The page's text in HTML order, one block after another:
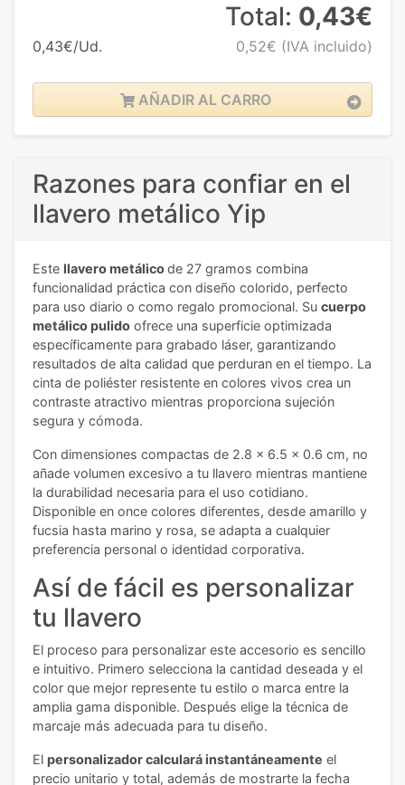
0,43€/Ud.
Total: 0,43€
0,52€ (IVA incluido)
AÑADIR AL CARRO
Razones para confiar en el
llavero metálico Yip
Este llavero metálicode 27 gramos combina
funcionalidad práctica con diseño colorido, perfecto
para uso diario o como regalo promocional. Su cuerpo
metálico pulido ofrece una superficie optimizada
específicamente para grabado láser, garantizando
resultados de alta calidad que perduran en el tiempo. La
cinta de poliéster resistente en colores vivos crea un
contraste atractivo mientras proporciona sujeción
segura y cómoda.
Con dimensiones compactas de 2.8 x 6.5 x 0.6 cm, no
añade volumen excesivo a tu llavero mientras mantiene
la durabilidad necesaria para el uso cotidiano.
Disponible en once colores diferentes, desde amarillo y
fucsia hasta marino y rosa, se adapta a cualquier
preferencia personal o identidad corporativa.
Así de fácil es personalizar
tu llavero
El proceso para personalizar este accesorio es sencillo
e intuitivo. Primero selecciona la cantidad deseada y el
color que mejor represente tu estilo o marca entre la
amplia gama disponible. Después elige la técnica de
marcaje más adecuada para tu diseño.
El personalizador calculará instantáneamente el
precio unitario y total, además de mostrarte la fecha